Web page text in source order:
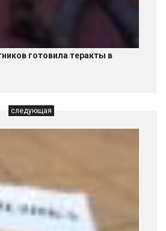
готовила теракты в
следующая